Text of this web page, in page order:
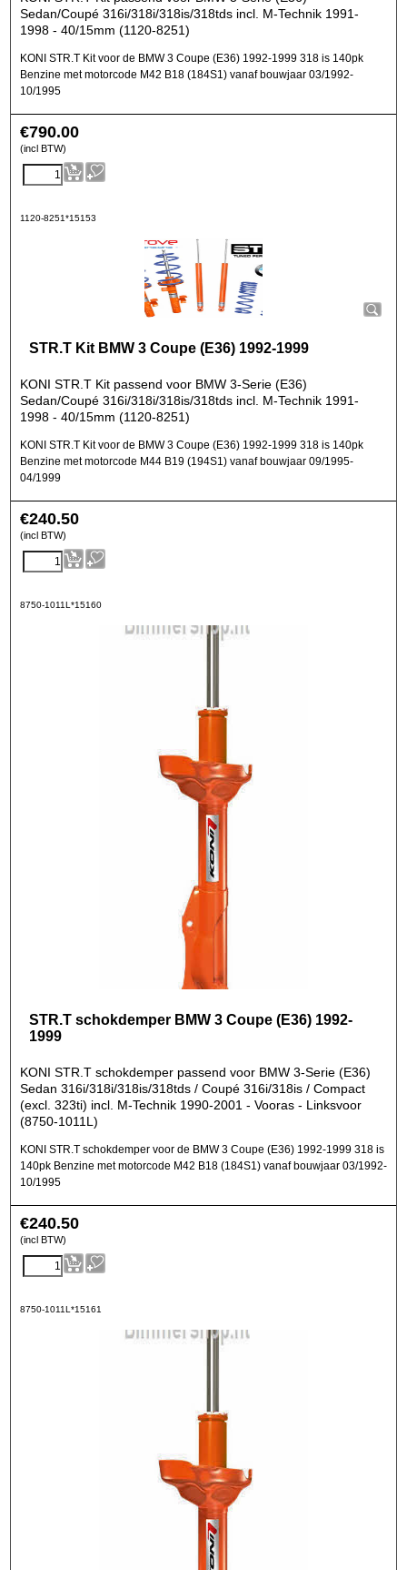
Sedan/Coupé 316i/318i/318is/318tds incl. M-Technik 1991-
1998 - 40/15mm (1120-8251)
KONI STR.T Kit voor de BMW 3 Coupe (E36) 1992-1999 318 is 140pk
Benzine met motorcode M42 B18 (184S1) vanaf bouwjaar 03/1992-
10/1995
€790.00
(incl BTW)
1120-8251*15153
STR.T Kit BMW 3 Coupe (E36) 1992-1999
KONI STR.T Kit passend voor BMW 3-Serie (E36)
Sedan/Coupé 316i/318i/318is/318tds incl. M-Technik 1991-
1998 - 40/15mm (1120-8251)
KONI STR.T Kit voor de BMW 3 Coupe (E36) 1992-1999 318 is 140pk
Benzine met motorcode M44 B19 (194S1) vanaf bouwjaar 09/1995-
04/1999
€240.50
(incl BTW)
8750-1011L*15160
STR.T schokdemper BMW 3 Coupe (E36) 1992-
1999
KONI STR.T schokdemper passend voor BMW 3-Serie (E36)
Sedan 316i/318i/318is/318tds / Coupé 316i/318is / Compact
(excl. 323ti) incl. M-Technik 1990-2001 - Vooras - Linksvoor
(8750-1011L)
KONI STR.T schokdemper voor de BMW 3 Coupe (E36) 1992-1999 318 is
140pk Benzine met motorcode M42 B18 (184S1) vanaf bouwjaar 03/1992-
10/1995
€240.50
(incl BTW)
8750-1011L*15161